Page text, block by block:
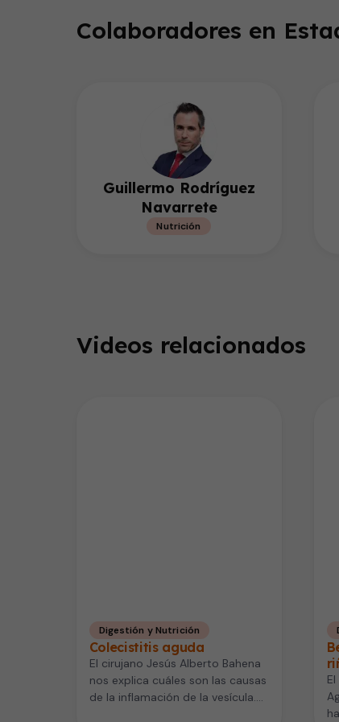
seconds
Volume
90%
Colaboradores en
Guillermo Rodríguez
Navarrete
Nutrición
Videos relacionados
Digestión y Nutrición
Colecistitis aguda
El cirujano Jesús Alberto Bahena
nos explica cuáles son las causas
de la inflamación de la vesícula.